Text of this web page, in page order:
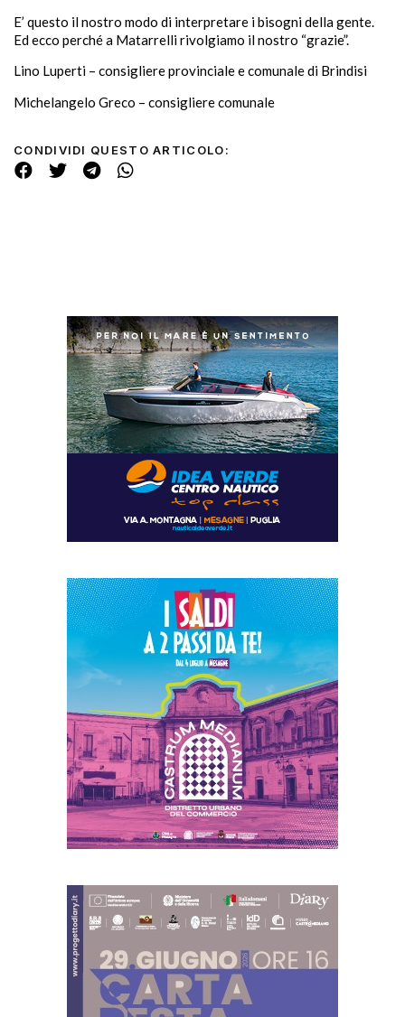
E’ questo il nostro modo di interpretare i bisogni della gente.
Ed ecco perché a Matarrelli rivolgiamo il nostro “grazie”.
Lino Luperti – consigliere provinciale e comunale di Brindisi
Michelangelo Greco – consigliere comunale
CONDIVIDI QUESTO ARTICOLO: